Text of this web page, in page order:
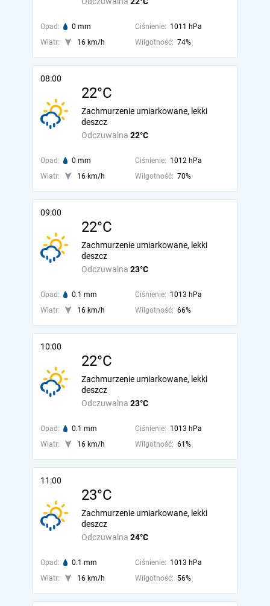
Opad: 0 mm Ciśnienie: 1011 hPa
Wiatr:
16 km/h Wilgotność: 74%
08:00
22°C
Odczuwalna 22°C
Zachmurzenie umiarkowane, lekki
deszcz
Opad: 0 mm Ciśnienie: 1012 hPa
Wiatr:
16 km/h Wilgotność: 70%
09:00
22°C
Odczuwalna 23°C
Zachmurzenie umiarkowane, lekki
deszcz
Opad: 0.1 mm Ciśnienie: 1013 hPa
Wiatr:
16 km/h Wilgotność: 66%
10:00
22°C
Odczuwalna 23°C
Zachmurzenie umiarkowane, lekki
deszcz
Opad: 0.1 mm Ciśnienie: 1013 hPa
Wiatr:
16 km/h Wilgotność: 61%
11:00
23°C
Odczuwalna 24°C
Zachmurzenie umiarkowane, lekki
deszcz
Opad: 0.1 mm Ciśnienie: 1013 hPa
Wiatr:
16 km/h Wilgotność: 56%